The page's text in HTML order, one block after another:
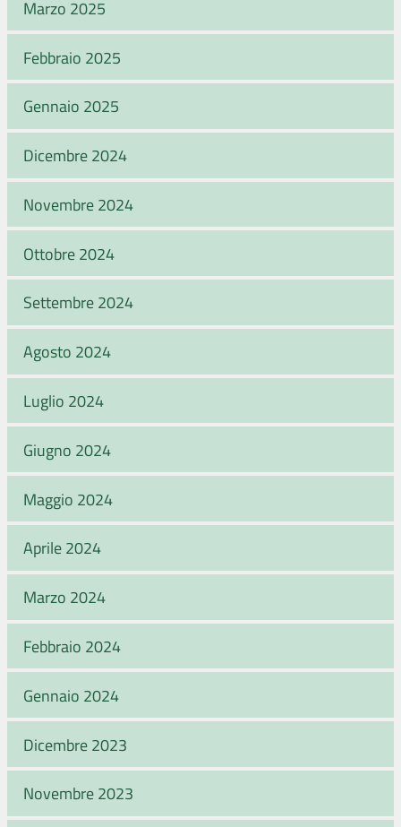
Marzo 2025
Febbraio 2025
Gennaio 2025
Dicembre 2024
Novembre 2024
Ottobre 2024
Settembre 2024
Agosto 2024
Luglio 2024
Giugno 2024
Maggio 2024
Aprile 2024
Marzo 2024
Febbraio 2024
Gennaio 2024
Dicembre 2023
Novembre 2023